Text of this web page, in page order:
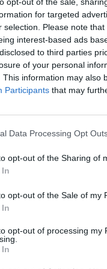
for targeted
selection. Please note
interest-based ads
to third parties
of your personal
This information may also
Participants that may
Data Processing Opt
opt-out of the Sharing of
opt-out of the Sale of my
opt-out of processing my
Technology
Revolut:
Έλληνες χρήστες
08/08/2026